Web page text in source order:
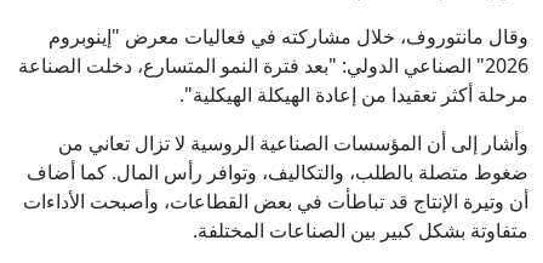
وقال مانتوروف، خلال مشاركته في فعاليات معرض "إينوبروم
2026" الصناعي الدولي: "بعد فترة النمو المتسارع، دخلت الصناعة
مرحلة أكثر تعقيدا من إعادة الهيكلة الهيكلية".
وأشار إلى أن المؤسسات الصناعية الروسية لا تزال تعاني من
ضغوط متصلة بالطلب، والتكاليف، وتوافر رأس المال. كما أضاف
أن وتيرة الإنتاج قد تباطأت في بعض القطاعات، وأصبحت الأداءات
متفاوتة بشكل كبير بين الصناعات المختلفة.